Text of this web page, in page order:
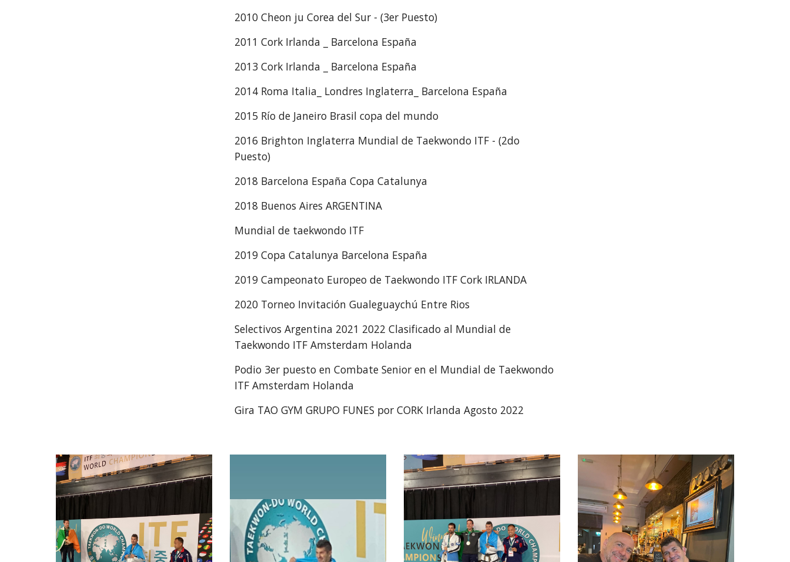
2010 Cheon ju Corea del Sur - (3er Puesto)
2011 Cork Irlanda _ Barcelona España
2013 Cork Irlanda _ Barcelona España
2014 Roma Italia_ Londres Inglaterra_ Barcelona España
2015 Río de Janeiro Brasil copa del mundo
2016 Brighton Inglaterra Mundial de Taekwondo ITF - (2do
Puesto)
2018 Barcelona España Copa Catalunya
2018 Buenos Aires ARGENTINA
Mundial de taekwondo ITF
2019 Copa Catalunya Barcelona España
2019 Campeonato Europeo de Taekwondo ITF Cork IRLANDA
2020 Torneo Invitación Gualeguaychú Entre Rios
Selectivos Argentina 2021 2022 Clasificado al Mundial de
Taekwondo ITF Amsterdam Holanda
Podio 3er puesto en Combate Senior en el Mundial de Taekwondo
ITF Amsterdam Holanda
Gira TAO GYM GRUPO FUNES por CORK Irlanda Agosto 2022